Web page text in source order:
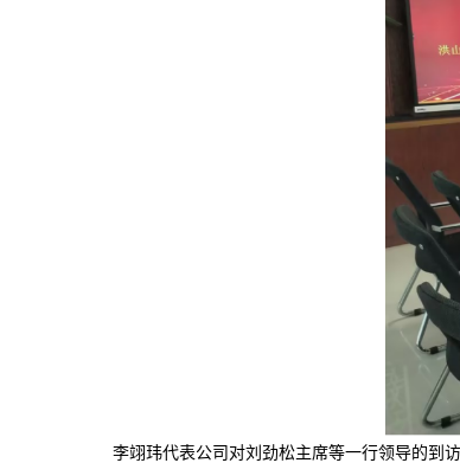
李翊玮代表公司对刘劲松主席等一行领导的到